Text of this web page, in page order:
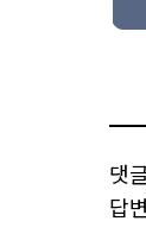
댓
답